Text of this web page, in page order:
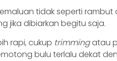
tidak seperti rambut
jika dibiarkan begitu saja.
rapi, cukup trimmingatau
bulu terlalu dekat